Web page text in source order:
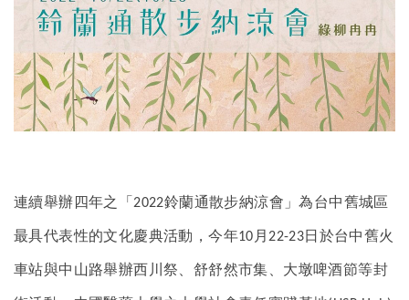
連續舉辦四年之「 2022鈴蘭通散步納涼會」為台中舊城區
最具代表性的文化慶典活動，今年10 月 22-23日於台中舊火
車站與中山路舉辦西川祭、舒舒然市集、大墩啤酒節等封